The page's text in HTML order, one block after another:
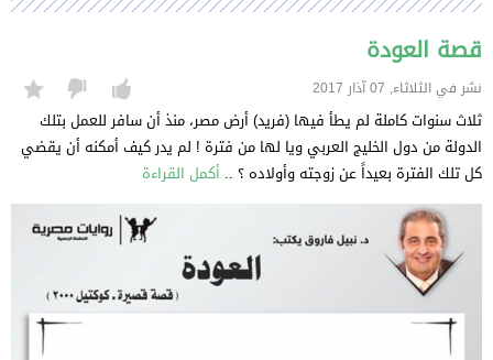
قصة العودة
نشر في الثلاثاء, 07 آذار 2017
ثلاث سنوات كاملة لم يطأ فيها (فريد) أرض مصر، منذ أن سافر للعمل بتلك
الدولة من دول الخليج العربي ويا لها من فترة ! لم يدر كيف أمكنه أن يقضي
كل تلك الفترة بعيداً عن زوجته وأولاده ؟ .. أكمل القراءة